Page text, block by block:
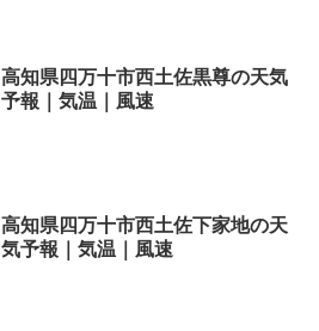
高知県四万十市西土佐黒尊の天気
予報｜気温｜風速
高知県四万十市西土佐下家地の天
気予報｜気温｜風速